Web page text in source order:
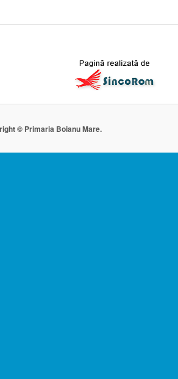
© Primaria Boianu Mare.